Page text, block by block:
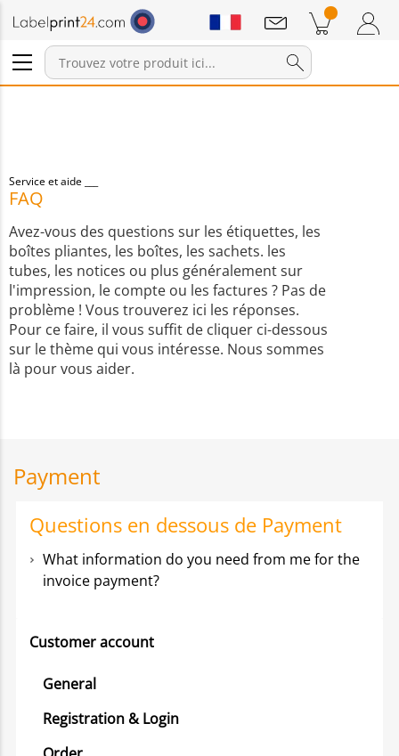
Produits dans le panier
Annonces
Service et aide
FAQ
Avez-vous des questions sur les étiquettes, les
boîtes pliantes, les boîtes, les sachets. les
tubes, les notices ou plus généralement sur
l'impression, le compte ou les factures ? Pas de
problème ! Vous trouverez ici les réponses.
Pour ce faire, il vous suffit de cliquer ci-dessous
sur le thème qui vous intéresse. Nous sommes
là pour vous aider.
Payment
Customer account
General
Registration & Login
Questions en dessous de Payment
What information do you need from me for the
invoice payment?